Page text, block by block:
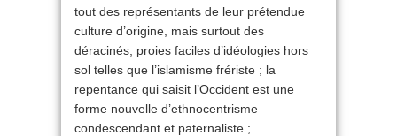
tout des représentants de leur prétendue
culture d’origine, mais surtout des
déracinés, proies faciles d’idéologies hors
sol telles que l’islamisme frériste ; la
repentance qui saisit l’Occident est une
forme nouvelle d’ethnocentrisme
condescendant et paternaliste ;